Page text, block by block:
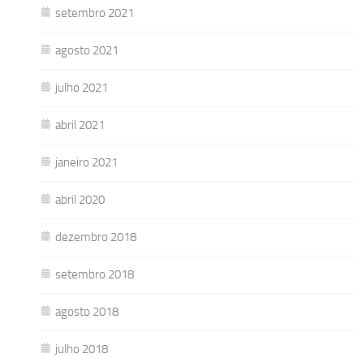
setembro 2021
agosto 2021
julho 2021
abril 2021
janeiro 2021
abril 2020
dezembro 2018
setembro 2018
agosto 2018
julho 2018